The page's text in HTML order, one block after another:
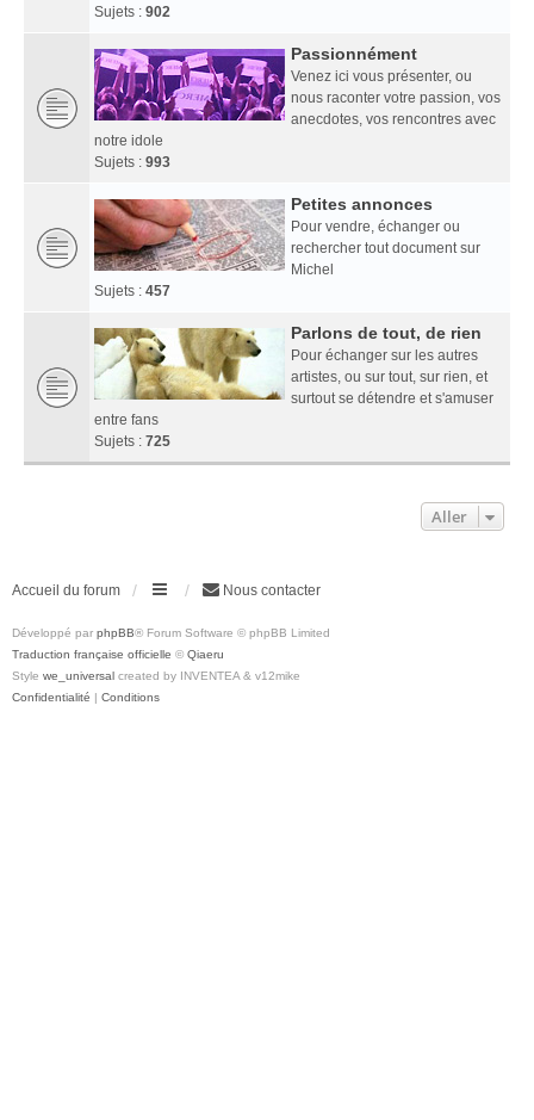
Sujets : 902
Passionnément
Venez ici vous présenter, ou
nous raconter votre passion, vos
anecdotes, vos rencontres avec
notre idole
Sujets : 993
Petites annonces
Pour vendre, échanger ou
rechercher tout document sur
Michel
Sujets : 457
Parlons de tout, de rien
Pour échanger sur les autres
artistes, ou sur tout, sur rien, et
surtout se détendre et s'amuser
entre fans
Sujets : 725
Aller
Accueil du forum Nous contacter
Développé par phpBB® Forum Software © phpBB Limited
Traduction française officielle © Qiaeru
Style we_universal created by INVENTEA & v12mike
Confidentialité | Conditions